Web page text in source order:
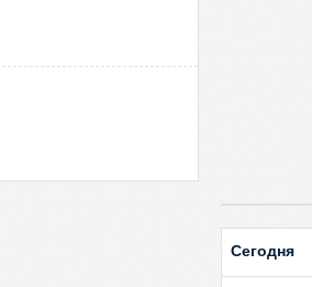
Сегодня